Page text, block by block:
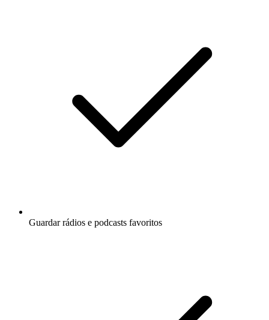
Guardar rádios e podcasts favoritos